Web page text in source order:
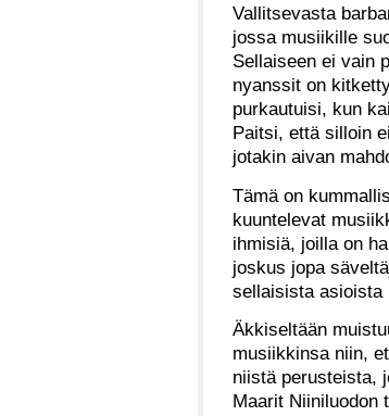
Vallitsevasta
jossa musiikille
Sellaiseen ei vain
nyanssit on
purkautuisi, kun
Paitsi, että silloin
jotakin aivan
Tämä on
kuuntelevat
ihmisiä, joilla on
joskus jopa
sellaisista asioista
Äkkiseltään
musiikkinsa niin,
niistä perusteista,
Maarit Niiniluodon